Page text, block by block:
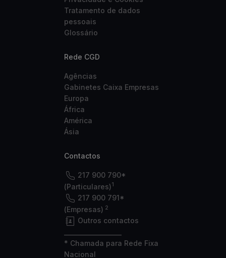
Tratamento de dados
pessoais
Glossário
Rede CGD
Agências
Gabinetes Caixa Empresas
Europa
África
América
Ásia
Contactos
217 900 790*
(Particulares)1
217 900 791*
(Empresas) 2
Outros contactos
* Chamada para Rede Fixa
Nacional